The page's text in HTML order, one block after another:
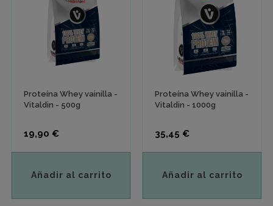
Proteína Whey vainilla -
Vitaldin - 500g
Precio
19,90 €
Añadir al carrito
Proteína Whey vainilla -
Vitaldin - 1000g
Precio
35,45 €
Añadir al carrito